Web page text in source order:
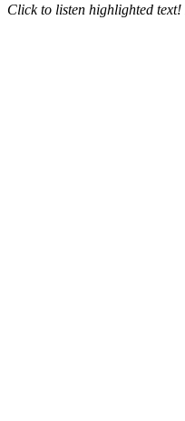
Click to listen highlighted text!